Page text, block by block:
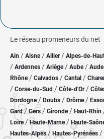
Le réseau promeneurs du net
Ain / Aisne/ Allier/ Alpes-de-
/ Ardennes / Ariège/ Aube/ Aude
Rhône/ Calvados / Cantal /
/ Corse-du-Sud / Côte-d'Or /
Dordogne/ Doubs / Drôme/
Gard/ Gers / Gironde/ Haut-Rhin
Loire/Haute-Marne/ Haute-
Hautes-Alpes/ Hautes-Pyrénées /